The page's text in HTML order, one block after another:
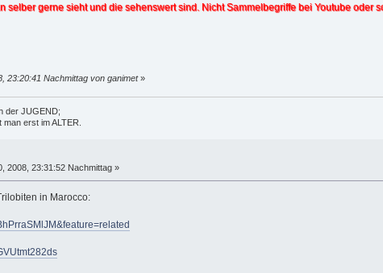
selber gerne sieht und die sehenswert sind. Nicht Sammelbegriffe bei Youtube oder
23:20:41 Nachmittag von ganimet»
der JUGEND;
erst im ALTER.
2008, 23:31:52 Nachmittag »
in Marocco: